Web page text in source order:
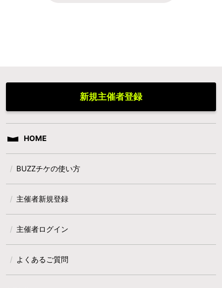
新規主催者登録
HOME
BUZZチケの使い方
主催者新規登録
主催者ログイン
よくあるご質問